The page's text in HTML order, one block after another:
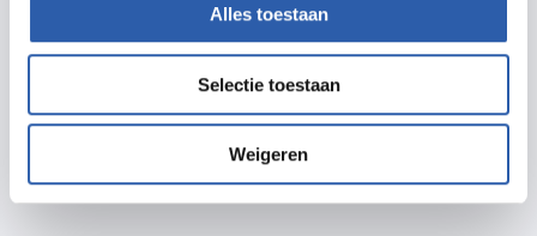
Alles toestaan
Selectie toestaan
Weigeren
Prijzen